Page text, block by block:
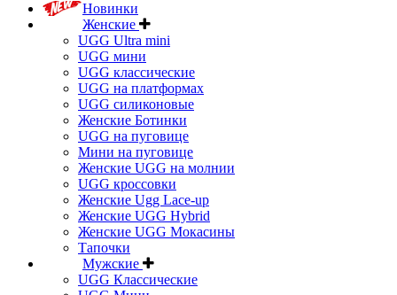
Новинки
Женские
UGG Ultra mini
UGG мини
UGG классические
UGG на платформах
UGG силиконовые
Женские Ботинки
UGG на пуговице
Мини на пуговице
Женские UGG на молнии
UGG кроссовки
Женские Ugg Lace-up
Женские UGG Hybrid
Женские UGG Мокасины
Тапочки
Мужские
UGG Классические